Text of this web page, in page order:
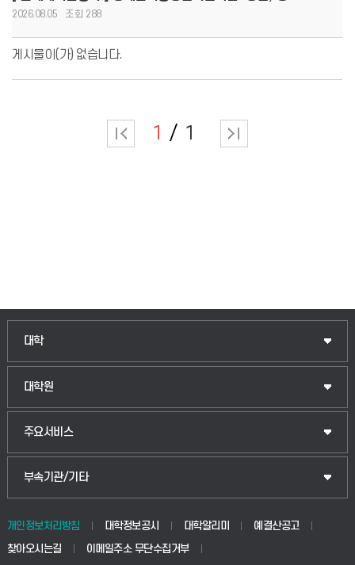
2026.08.05
288
게시물이(가) 없습니다.
1 1
대학
대학원
주요서비스
부속기관/기타
개인정보처리방침 대학정보공시 대학알리미
예결산공고
찾아오시는길
이메일주소 무단수집거부